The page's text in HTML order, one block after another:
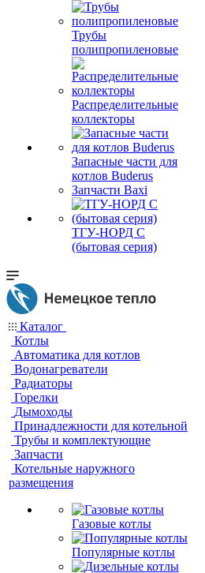
Трубы
полипропиленовые
Распределительные
коллекторы
Запасные части для
котлов Buderus
Запчасти Baxi
ТГУ-НОРД С
(бытовая серия)
Каталог
Котлы
Автоматика для котлов
Водонагреватели
Радиаторы
Горелки
Дымоходы
Принадлежности для котельной
Трубы и комплектующие
Запчасти
Котельные наружного
размещения
Газовые котлы
Популярные котлы